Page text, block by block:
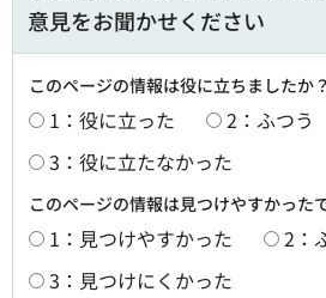
意見をお聞かせください
このページの情報は役に立ちましたか？
1：役に立った
2：ふつう
3：役に立たなかった
このページの情報は見つけやすかった
1：見つけやすかった
2：
3：見つけにくかった